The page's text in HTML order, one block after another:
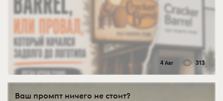
4 Авг 313
Ваш промпт ничего не стоит?